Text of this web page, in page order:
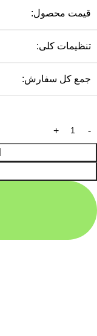
قیمت محصول:
تنظیمات کلی:
جمع کل سفارش: